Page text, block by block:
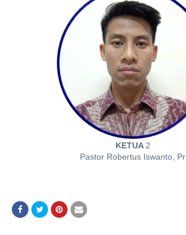
KETUA 2
Pastor Robertus Iswanto, Pr